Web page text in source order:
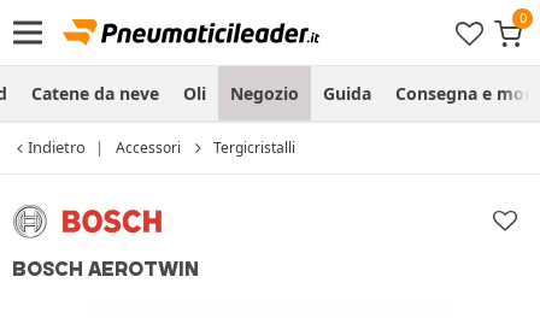
Catene da neve Oli Negozio Guida Consegna e
Indietro Accessori Tergicristalli
BOSCH AEROTWIN